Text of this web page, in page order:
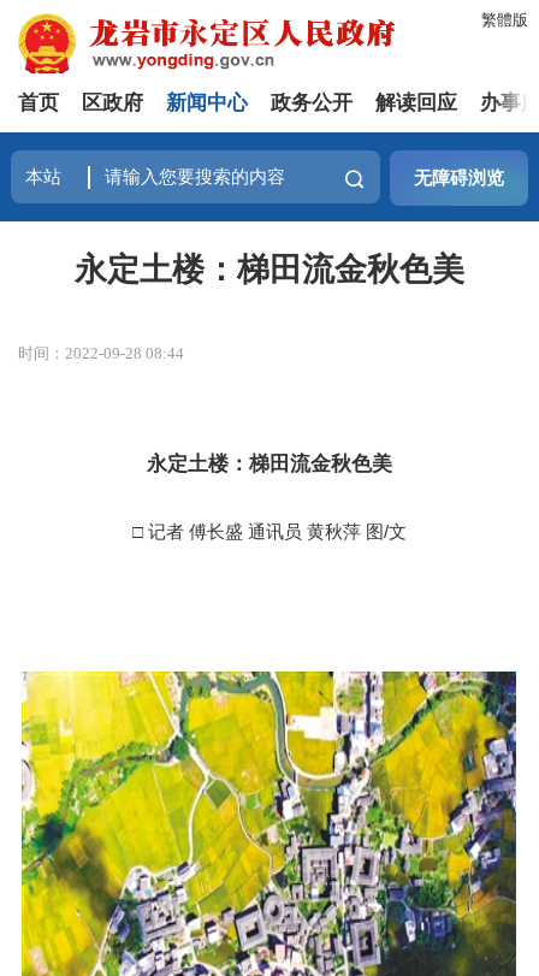
繁體版
首页 区政府 新闻中心 政务公开 解读回应 办事
无障碍浏览
永定土楼：梯田流金秋色美
时间：2022-09-28 08:44
永定土楼：梯田流金秋色美
□ 记者 傅长盛 通讯员 黄秋萍 图/文